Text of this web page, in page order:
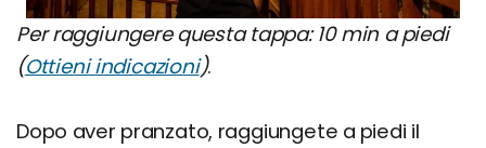
Per raggiungere questa tappa: 10 min a piedi
(Ottieni indicazioni).
Dopo aver pranzato, raggiungete a piedi il